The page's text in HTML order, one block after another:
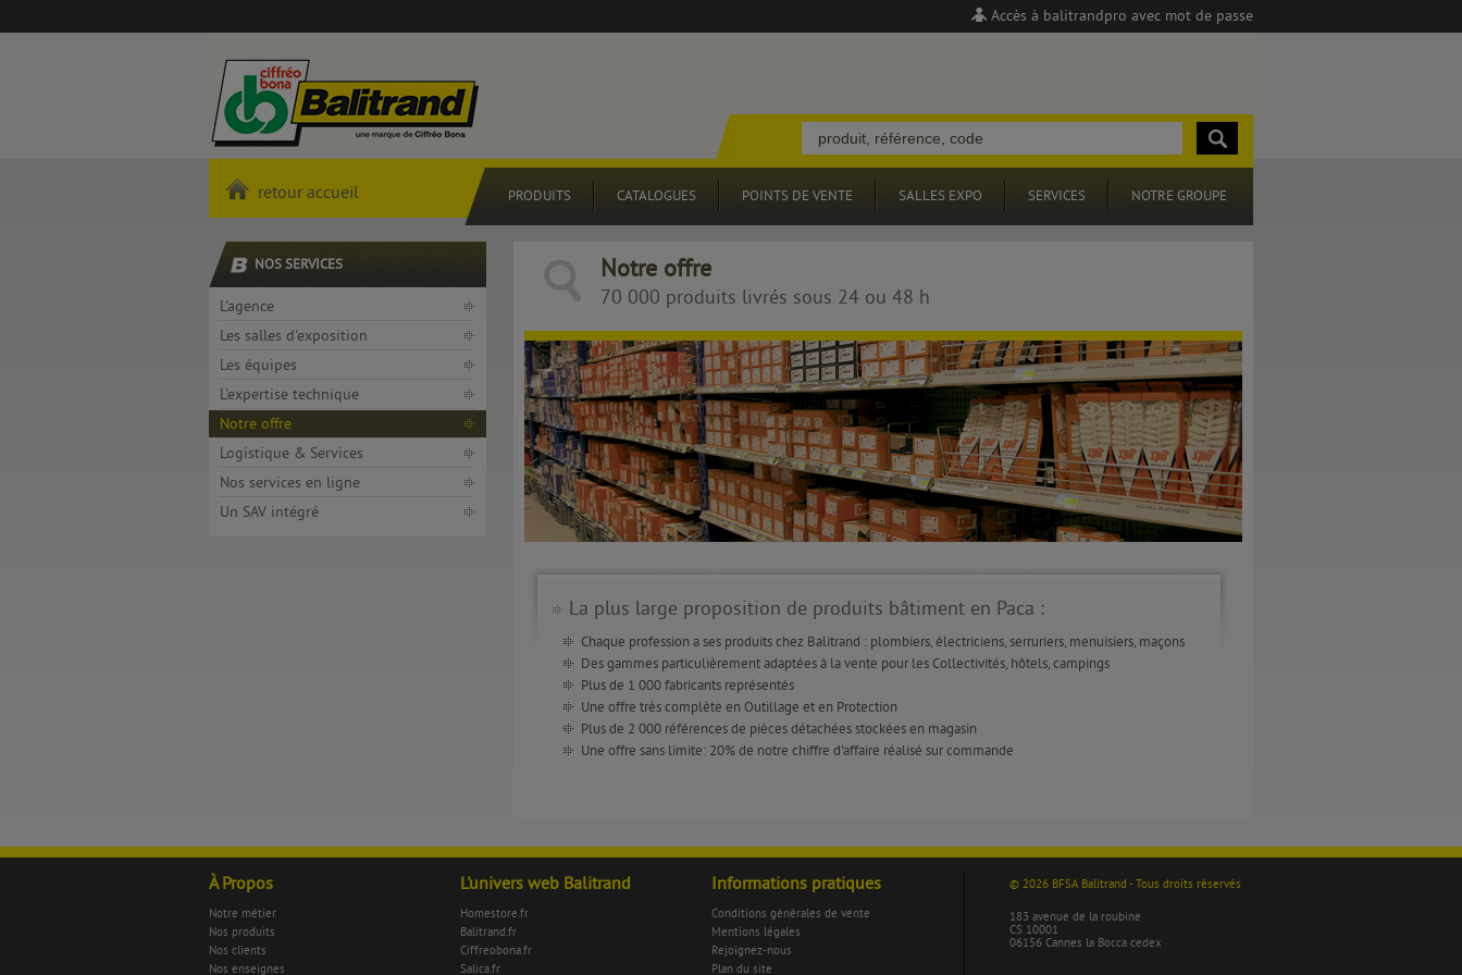
Accès à balitrandpro avec mot de passe
retour accueil PRODUITS CATALOGUES POINTS DE VENTE SALLES EXPO SERVICES NOTRE GROUPE
NOS SERVICES
L'agence
Les salles d'exposition
Les équipes
L'expertise technique
Notre offre
Logistique & Services
Nos services en ligne
Un SAV intégré
Notre offre
70 000 produits livrés sous 24 ou 48 h
La plus large proposition de produits bâtiment en Paca :
Chaque profession a ses produits chez Balitrand : plombiers, électriciens, serruriers, menuisiers, maçons
Des gammes particulièrement adaptées à la vente pour les Collectivités, hôtels, campings
Plus de 1 000 fabricants représentés
Une offre très complète en Outillage et en Protection
Plus de 2 000 références de pièces détachées stockées en magasin
Une offre sans limite: 20% de notre chiffre d'affaire réalisé sur commande
À Propos
Notre métier
Nos produits
Nos clients
Nos enseignes
L'univers web Balitrand
Homestore.fr
Balitrand.fr
Ciffreobona.fr
Salica.fr
Informations pratiques
Conditions générales de vente
Mentions légales
Rejoignez-nous
Plan du site
© 2026 BFSA Balitrand - Tous droits réservés
183 avenue de la roubine
CS 10001
06156 Cannes la Bocca cedex